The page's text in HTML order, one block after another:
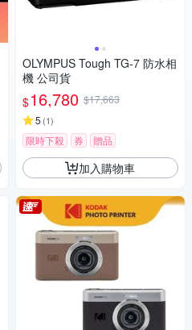
OLYMPUS Tough TG-7 防水相
機 公司貨
$16,780 $17,663
5 (1)
限時下殺 券 贈品
加入購物車